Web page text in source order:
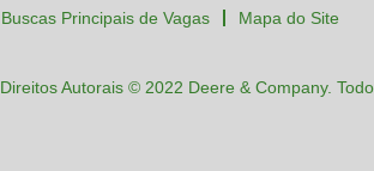
Buscas Principais de Vagas Mapa do Site
Direitos Autorais © 2022 Deere & Company.